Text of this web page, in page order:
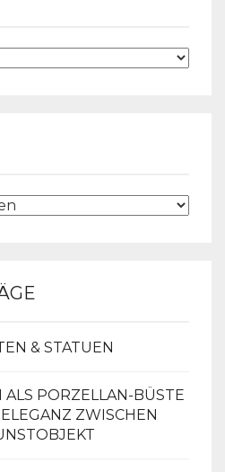
& STATUEN
PORZELLAN-BÜSTE
ZWISCHEN